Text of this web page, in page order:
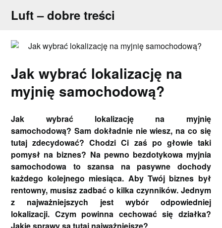
Luft – dobre treści
Jak wybrać lokalizację na
myjnię samochodową?
Jak wybrać lokalizację na myjnię
samochodową? Sam dokładnie nie wiesz, na co się
tutaj zdecydować? Chodzi Ci zaś po głowie taki
pomysł na biznes? Na pewno bezdotykowa myjnia
samochodowa to szansa na pasywne dochody
każdego kolejnego miesiąca. Aby Twój biznes był
rentowny, musisz zadbać o kilka czynników. Jednym
z najważniejszych jest wybór odpowiedniej
lokalizacji. Czym powinna cechować się działka?